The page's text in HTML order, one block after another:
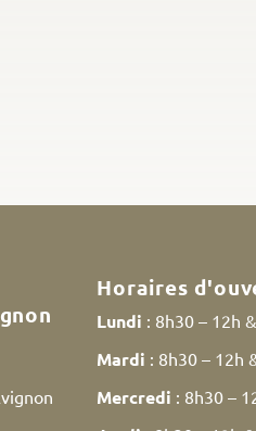
Horaires
Lundi : 8h30 – 12h
Mardi : 8h30 – 12h
Mercredi : 8h30 –